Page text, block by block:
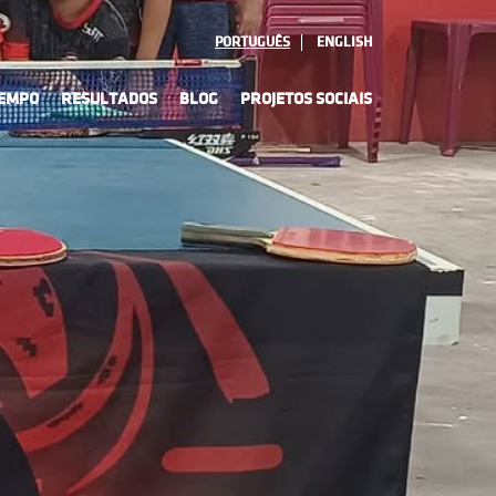
PORTUGUÊS ENGLISH
RESULTADOS BLOG PROJETOS SOCIAIS